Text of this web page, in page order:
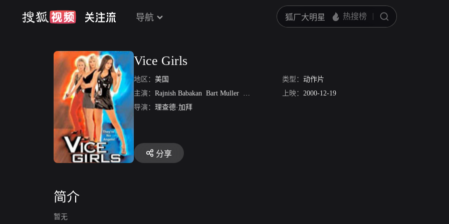
导航
Vice Girls
地区： 美国 类型： 动作片
主演： Rajnish Babakan Bart Muller Warren Draper Raphael Gabai 梅德琳·莱特
上映： 2000-12-19
导演： 理查德·加拜
分享
简介
暂无